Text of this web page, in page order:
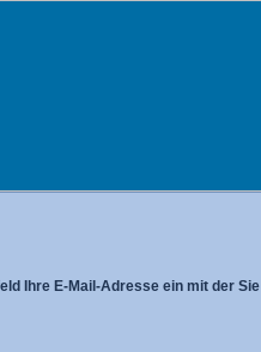
Ihre E-Mail-Adresse ein mit der